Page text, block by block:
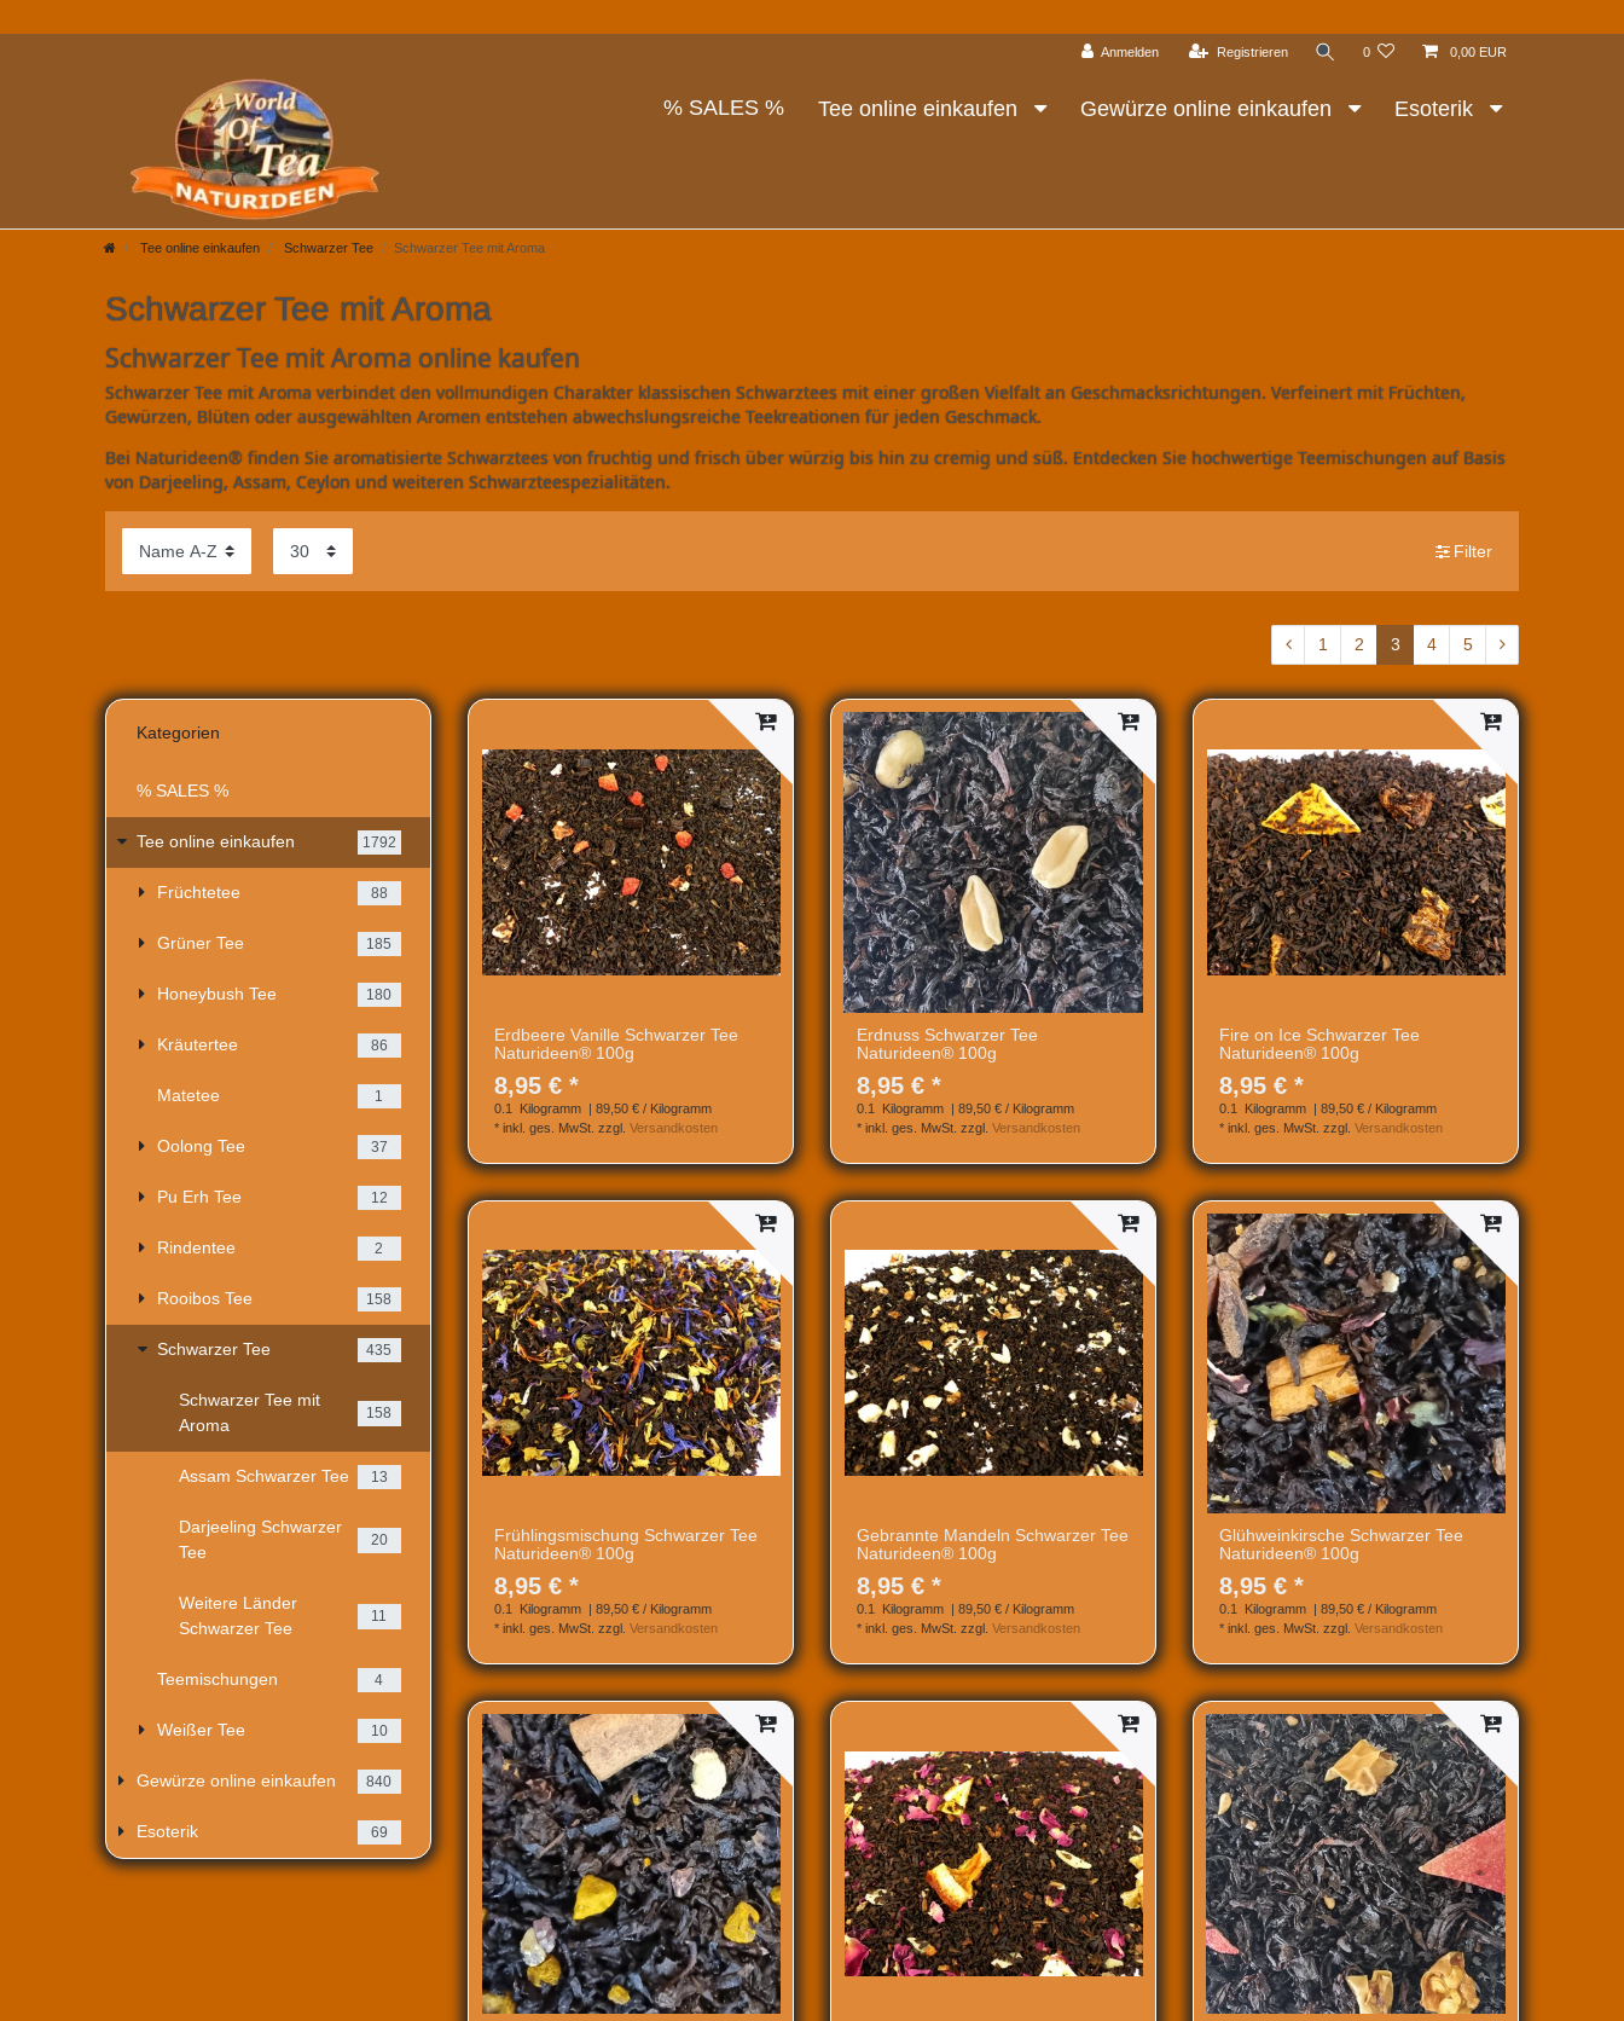
Anmelden Registrieren 0 0,00 EUR
% SALES % Tee online einkaufen Gewürze online einkaufen Esoterik
Tee online einkaufen Schwarzer Tee Schwarzer Tee mit Aroma
Schwarzer Tee mit Aroma
Schwarzer Tee mit Aroma online kaufen
Schwarzer Tee mit Aroma verbindet den vollmundigen Charakter klassischen Schwarztees mit einer großen Vielfalt an Geschmacksrichtungen. Verfeinert mit Früchten,
Gewürzen, Blüten oder ausgewählten Aromen entstehen abwechslungsreiche Teekreationen für jeden Geschmack.
Bei Naturideen® finden Sie aromatisierte Schwarztees von fruchtig und frisch über würzig bis hin zu cremig und süß. Entdecken Sie hochwertige Teemischungen auf Basis
von Darjeeling, Assam, Ceylon und weiteren Schwarzteespezialitäten.
Filter
1 2 3 4 5
Kategorien
% SALES %
Tee online einkaufen 1792
Früchtetee 88
Grüner Tee 185
Honeybush Tee 180
Kräutertee 86
Matetee 1
Oolong Tee 37
Pu Erh Tee 12
Rindentee 2
Rooibos Tee 158
Schwarzer Tee 435
Schwarzer Tee mit
Aroma
158
Assam Schwarzer Tee 13
Darjeeling Schwarzer
Tee
20
Weitere Länder
Schwarzer Tee
11
Teemischungen 4
Weißer Tee 10
Gewürze online einkaufen 840
Esoterik 69
Erdbeere Vanille Schwarzer Tee
Naturideen® 100g
8,95 € *
0.1 Kilogramm | 89,50 € / Kilogramm
* inkl. ges. MwSt. zzgl. Versandkosten
Erdnuss Schwarzer Tee
Naturideen® 100g
8,95 € *
0.1 Kilogramm | 89,50 € / Kilogramm
* inkl. ges. MwSt. zzgl. Versandkosten
Fire on Ice Schwarzer Tee
Naturideen® 100g
8,95 € *
0.1 Kilogramm | 89,50 € / Kilogramm
* inkl. ges. MwSt. zzgl. Versandkosten
Frühlingsmischung Schwarzer Tee
Naturideen® 100g
8,95 € *
0.1 Kilogramm | 89,50 € / Kilogramm
* inkl. ges. MwSt. zzgl. Versandkosten
Gebrannte Mandeln Schwarzer Tee
Naturideen® 100g
8,95 € *
0.1 Kilogramm | 89,50 € / Kilogramm
* inkl. ges. MwSt. zzgl. Versandkosten
Glühweinkirsche Schwarzer Tee
Naturideen® 100g
8,95 € *
0.1 Kilogramm | 89,50 € / Kilogramm
* inkl. ges. MwSt. zzgl. Versandkosten